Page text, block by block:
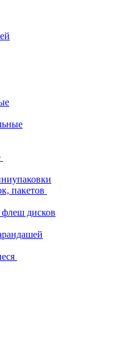
пакетов
дисков